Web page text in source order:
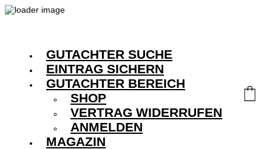
GUTACHTER SUCHE
EINTRAG SICHERN
GUTACHTER BEREICH
SHOP
VERTRAG WIDERRUFEN
ANMELDEN
MAGAZIN